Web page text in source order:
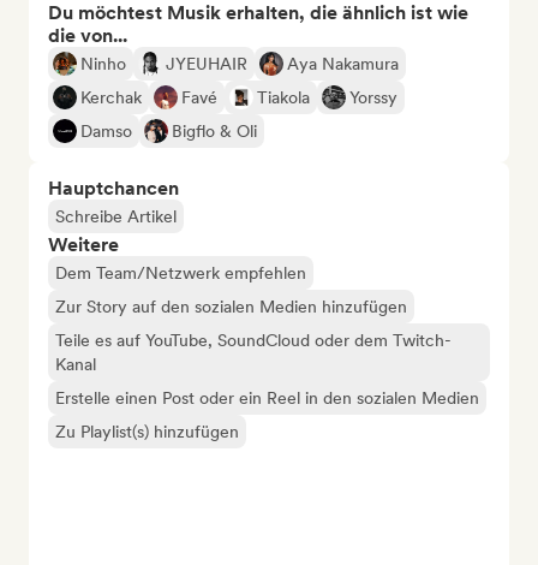
Du möchtest Musik erhalten, die ähnlich ist wie
die von...
Ninho JYEUHAIR
Aya Nakamura
Kerchak
Favé Tiakola
Yorssy
Damso
Bigflo & Oli
Hauptchancen
Schreibe Artikel
Weitere
Dem Team/Netzwerk empfehlen
Zur Story auf den sozialen Medien hinzufügen
Teile es auf YouTube, SoundCloud oder dem Twitch-
Kanal
Erstelle einen Post oder ein Reel in den sozialen Medien
Zu Playlist(s) hinzufügen